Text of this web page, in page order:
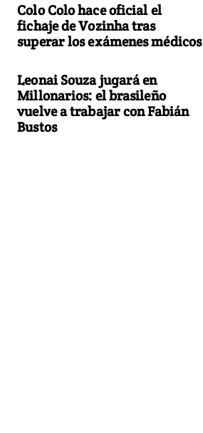
Colo Colo hace oficial el
fichaje de Vozinha tras
superar los exámenes médicos
Leonai Souza jugará en
Millonarios: el brasileño
vuelve a trabajar con Fabián
Bustos